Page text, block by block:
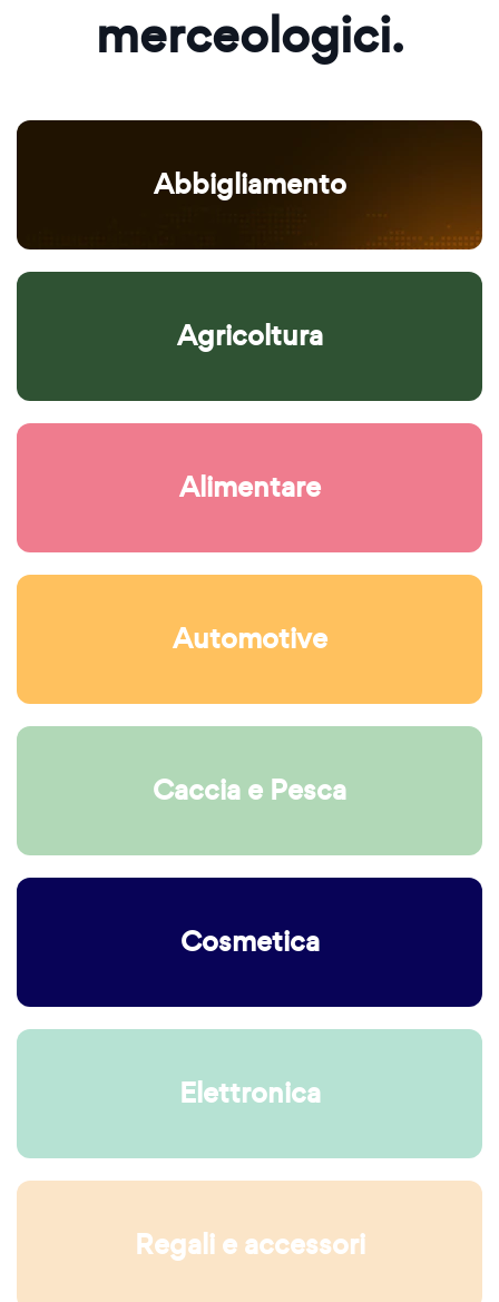
merceologici.
Abbigliamento
Agricoltura
Alimentare
Automotive
Caccia e Pesca
Cosmetica
Elettronica
Regali e accessori